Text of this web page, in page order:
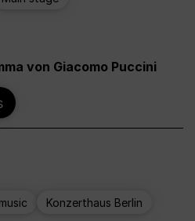
von Giacomo Puccini
Konzerthaus Berlin